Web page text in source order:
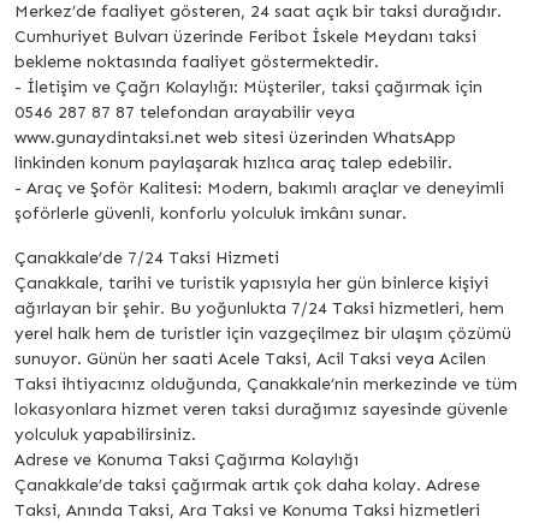
Merkez’de faaliyet gösteren, 24 saat açık bir taksi durağıdır.
Cumhuriyet Bulvarı üzerinde Feribot İskele Meydanı taksi
bekleme noktasında faaliyet göstermektedir.
- İletişim ve Çağrı Kolaylığı: Müşteriler, taksi çağırmak için
0546 287 87 87 telefondan arayabilir veya
www.gunaydintaksi.net web sitesi üzerinden WhatsApp
linkinden konum paylaşarak hızlıca araç talep edebilir.
- Araç ve Şoför Kalitesi: Modern, bakımlı araçlar ve deneyimli
şoförlerle güvenli, konforlu yolculuk imkânı sunar.
Çanakkale’de 7/24 Taksi Hizmeti
Çanakkale, tarihi ve turistik yapısıyla her gün binlerce kişiyi
ağırlayan bir şehir. Bu yoğunlukta 7/24 Taksi hizmetleri, hem
yerel halk hem de turistler için vazgeçilmez bir ulaşım çözümü
sunuyor. Günün her saati Acele Taksi, Acil Taksi veya Acilen
Taksi ihtiyacınız olduğunda, Çanakkale’nin merkezinde ve tüm
lokasyonlara hizmet veren taksi durağımız sayesinde güvenle
yolculuk yapabilirsiniz.
Adrese ve Konuma Taksi Çağırma Kolaylığı
Çanakkale’de taksi çağırmak artık çok daha kolay. Adrese
Taksi, Anında Taksi, Ara Taksi ve Konuma Taksi hizmetleri